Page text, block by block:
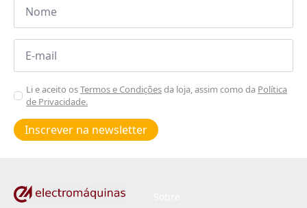
Email
Aceitar
Poiticas
de
privacidade
Li e aceito osTermos e Condiçõesda loja, assim como da Política
de Privacidade.
Inscrever na newsletter